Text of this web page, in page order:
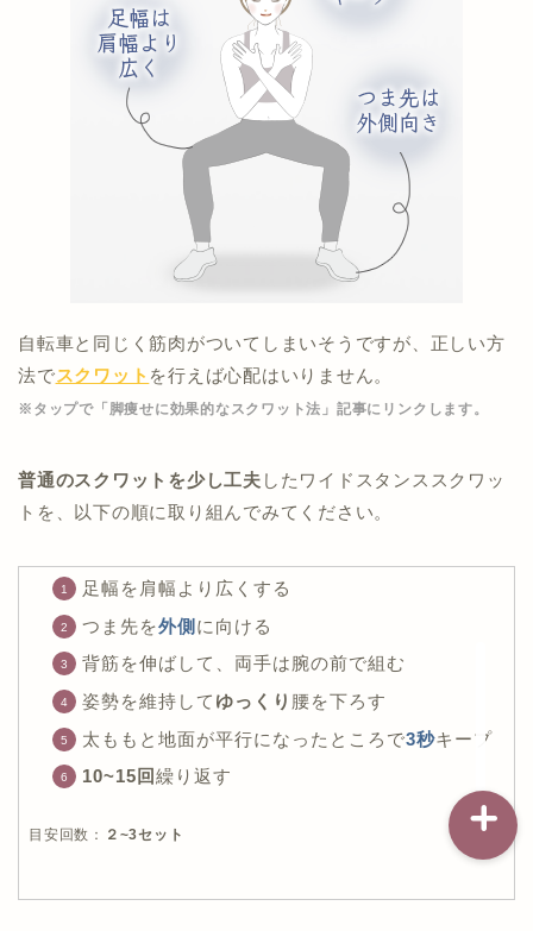
自転車と同じく筋肉がついてしまいそうですが、正しい方
法でスクワット を行えば心配はいりません。
※タップで「脚痩せに効果的なスクワット法」記事にリンクします。
普通のスクワットを少し工夫 したワイドスタンススクワッ
トを、以下の順に取り組んでみてください。
足幅を肩幅より広くする
つま先を外側 に向ける
背筋を伸ばして、両手は腕の前で組む
姿勢を維持して ゆっくり 腰を下ろす
太ももと地面が平行になったところで3秒キープ
10~15回繰り返す
目安回数： ２~3セット
記事一覧
バストアップ（育乳）